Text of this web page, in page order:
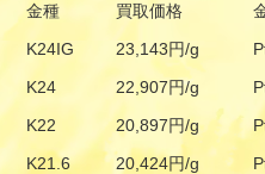
金種
買取価格
K24IG
23,143円/g
K24
22,907円/g
K22
20,897円/g
K21.6
20,424円/g